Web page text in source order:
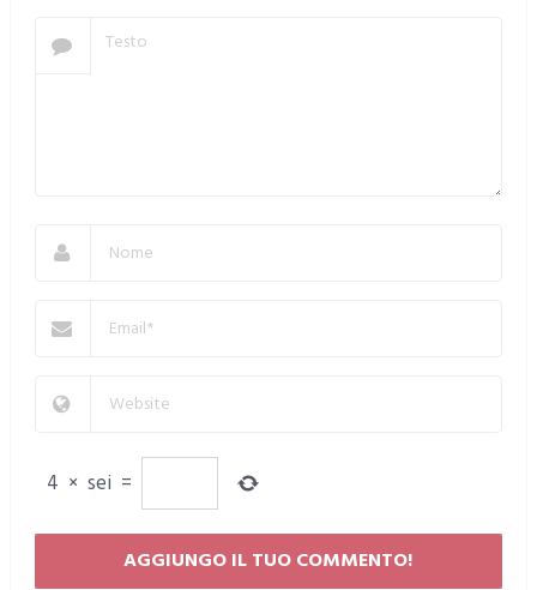
4 × sei =